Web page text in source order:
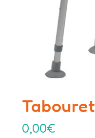
Tabouret
0,00€